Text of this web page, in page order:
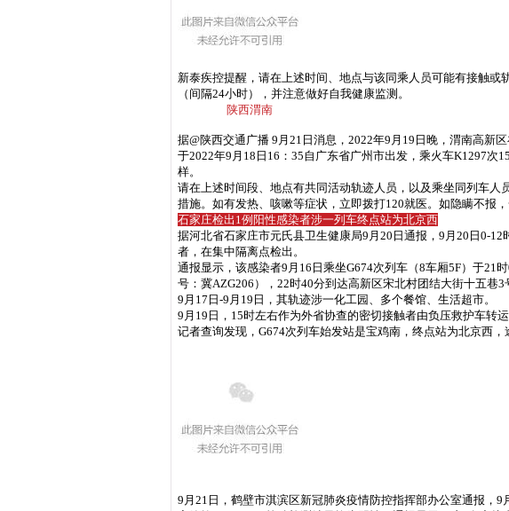
新泰疾控提醒，请在上述时间、地点与该同乘人员可能有接触
（间隔24小时），并注意做好自我健康监测。
陕西渭南
据@陕西交通广播 9月21日消息，2022年9月19日晚，渭南高新
于2022年9月18日16：35自广东省广州市出发，乘火车K1297次
样。
请在上述时间段、地点有共同活动轨迹人员，以及乘坐同列车
措施。如有发热、咳嗽等症状，立即拨打120就医。如隐瞒不报
石家庄检出1例阳性感染者涉一列车终点站为北京西
据河北省石家庄市元氏县卫生健康局9月20日通报，9月20日0-
者，在集中隔离点检出。
通报显示，该感染者9月16日乘坐G674次列车（8车厢5F）于21
号：冀AZG206），22时40分到达高新区宋北村团结大街十五巷3
9月17日-9月19日，其轨迹涉一化工园、多个餐馆、生活超市。
9月19日，15时左右作为外省协查的密切接触者由负压救护车转
记者查询发现，G674次列车始发站是宝鸡南，终点站为北京西
9月21日，鹤壁市淇滨区新冠肺炎疫情防控指挥部办公室通报，